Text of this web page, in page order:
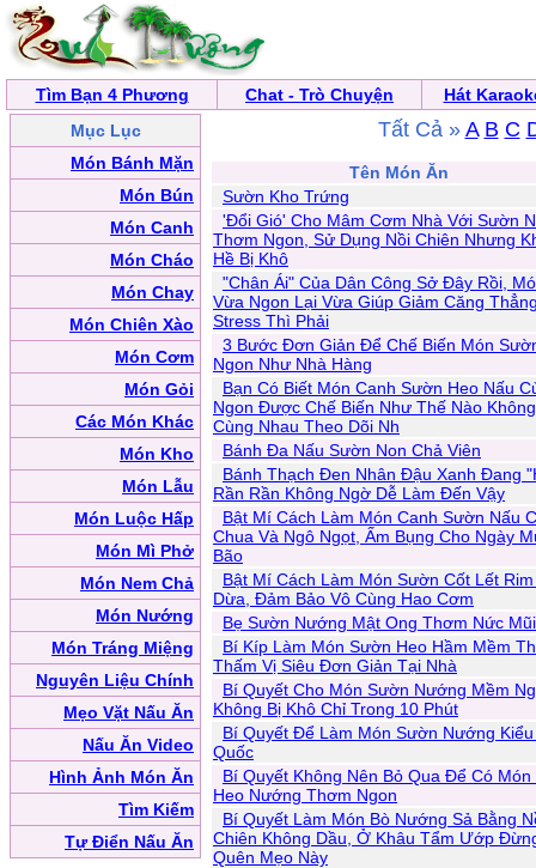
Tìm Bạn 4 Phương Chat - Trò Chuyện
Hát
Mục Lục
Món Bánh Mặn
Món Bún
Món Canh
Món Cháo
Món Chay
Món Chiên Xào
Món Cơm
Món Gỏi
Các Món Khác
Món Kho
Món Lẫu
Món Luộc Hấp
Món Mì Phở
Món Nem Chả
Món Nướng
Món Tráng Miệng
Nguyên Liệu Chính
Mẹo Vặt Nấu Ăn
Nấu Ăn Video
Hình Ảnh Món Ăn
Tìm Kiếm
Tự Điển Nấu Ăn
Tất Cả » A B C
Tên Món Ăn
Sườn Kho Trứng
'Đổi Gió' Cho Mâm Cơm Nhà Với Sườn
Thơm Ngon, Sử Dụng Nồi Chiên Nhưng
Hề Bị Khô
"Chân Ái" Của Dân Công Sở Đây Rồi,
Vừa Ngon Lại Vừa Giúp Giảm Căng
Stress Thì Phải
3 Bước Đơn Giản Để Chế Biến Món
Ngon Như Nhà Hàng
Bạn Có Biết Món Canh Sườn Heo Nấu
Ngon Được Chế Biến Như Thế Nào
Cùng Nhau Theo Dõi Nh
Bánh Đa Nấu Sườn Non Chả Viên
Bánh Thạch Đen Nhân Đậu Xanh Đang
Rần Rần Không Ngờ Dễ Làm Đến Vậy
Bật Mí Cách Làm Món Canh Sườn Nấu
Chua Và Ngô Ngọt, Ấm Bụng Cho Ngày
Bão
Bật Mí Cách Làm Món Sườn Cốt Lết
Dừa, Đảm Bảo Vô Cùng Hao Cơm
Bẹ Sườn Nướng Mật Ong Thơm Nức Mũi
Bí Kíp Làm Món Sườn Heo Hầm Mềm
Thấm Vị Siêu Đơn Giản Tại Nhà
Bí Quyết Cho Món Sườn Nướng Mềm
Không Bị Khô Chỉ Trong 10 Phút
Bí Quyết Để Làm Món Sườn Nướng
Quốc
Bí Quyết Không Nên Bỏ Qua Để Có
Heo Nướng Thơm Ngon
Bí Quyết Làm Món Bò Nướng Sả Bằng
Chiên Không Dầu, Ở Khâu Tẩm Ướp
Quên Mẹo Này